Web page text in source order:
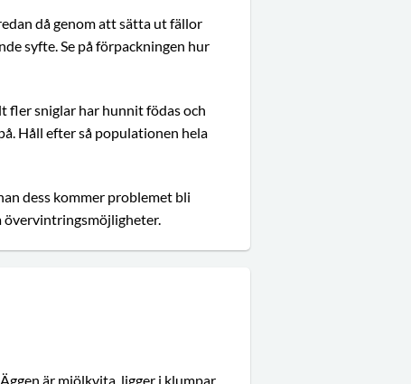
då genom att sätta ut fällor
syfte. Se på förpackningen hur
fler sniglar har hunnit födas och
Håll efter så populationen hela
dess kommer problemet bli
övervintringsmöjligheter.
är mjölkvita, ligger i klumpar